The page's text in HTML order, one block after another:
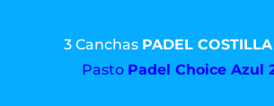
3 Canchas PADEL
Pasto Padel Choice Azul